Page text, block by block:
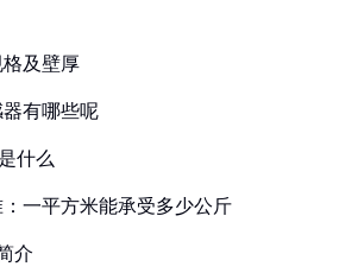
及壁厚
有哪些呢
什么
一平方米能承受多少公斤
介